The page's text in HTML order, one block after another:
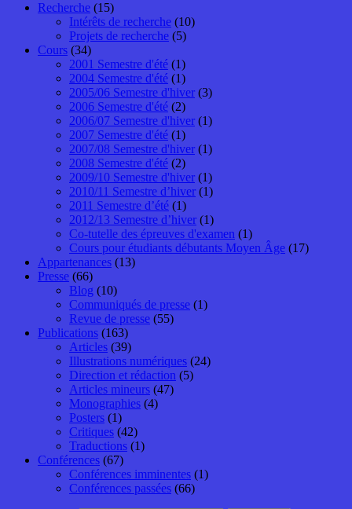
Recherche (15)
Intérêts de recherche (10)
Projets de recherche (5)
Cours (34)
2001 Semestre d'été (1)
2004 Semestre d'été (1)
2005/06 Semestre d'hiver (3)
2006 Semestre d'été (2)
2006/07 Semestre d'hiver (1)
2007 Semestre d'été (1)
2007/08 Semestre d'hiver (1)
2008 Semestre d'été (2)
2009/10 Semestre d'hiver (1)
2010/11 Semestre d’hiver (1)
2011 Semestre d’été (1)
2012/13 Semestre d’hiver (1)
Co-tutelle des épreuves d'examen (1)
Cours pour étudiants débutants Moyen Âge (17)
Appartenances (13)
Presse (66)
Blog (10)
Communiqués de presse (1)
Revue de presse (55)
Publications (163)
Articles (39)
Illustrations numériques (24)
Direction et rédaction (5)
Articles mineurs (47)
Monographies (4)
Posters (1)
Critiques (42)
Traductions (1)
Conférences (67)
Conférences imminentes (1)
Conférences passées (66)